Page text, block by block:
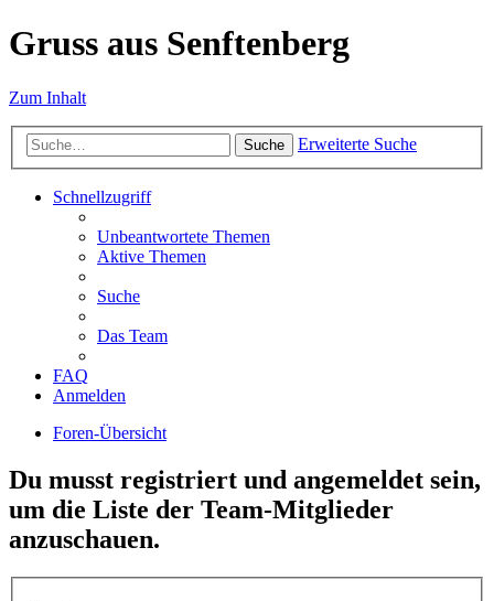
Gruss aus Senftenberg
Zum Inhalt
Suche Erweiterte Suche
Schnellzugriff
Unbeantwortete Themen
Aktive Themen
Suche
Das Team
FAQ
Anmelden
Foren-Übersicht
Du musst registriert und angemeldet sein,
um die Liste der Team-Mitglieder
anzuschauen.